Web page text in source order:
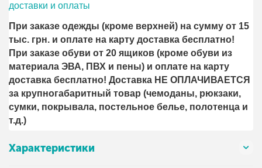
доставки и оплаты
При заказе одежды (кроме верхней) на сумму от 15
тыс. грн. и оплате на карту доставка бесплатно!
При заказе обуви от 20 ящиков (кроме обуви из
материала ЭВА, ПВХ и пены) и оплате на карту
доставка бесплатно! Доставка НЕ ОПЛАЧИВАЕТСЯ
за крупногабаритный товар (чемоданы, рюкзаки,
сумки, покрывала, постельное белье, полотенца и
т.д.)
Характеристики